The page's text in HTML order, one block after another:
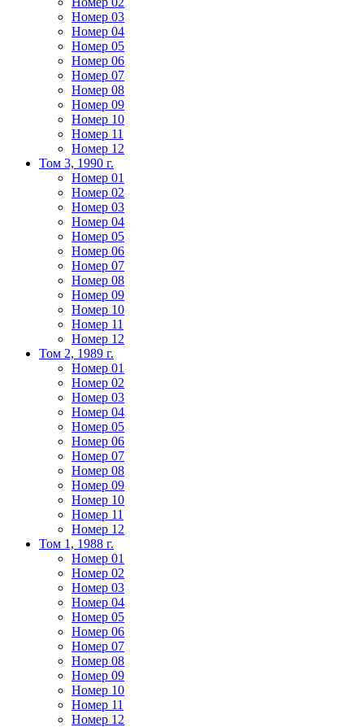
Номер 03
Номер 04
Номер 05
Номер 06
Номер 07
Номер 08
Номер 09
Номер 10
Номер 11
Номер 12
Том 3, 1990 г.
Номер 01
Номер 02
Номер 03
Номер 04
Номер 05
Номер 06
Номер 07
Номер 08
Номер 09
Номер 10
Номер 11
Номер 12
Том 2, 1989 г.
Номер 01
Номер 02
Номер 03
Номер 04
Номер 05
Номер 06
Номер 07
Номер 08
Номер 09
Номер 10
Номер 11
Номер 12
Том 1, 1988 г.
Номер 01
Номер 02
Номер 03
Номер 04
Номер 05
Номер 06
Номер 07
Номер 08
Номер 09
Номер 10
Номер 11
Номер 12